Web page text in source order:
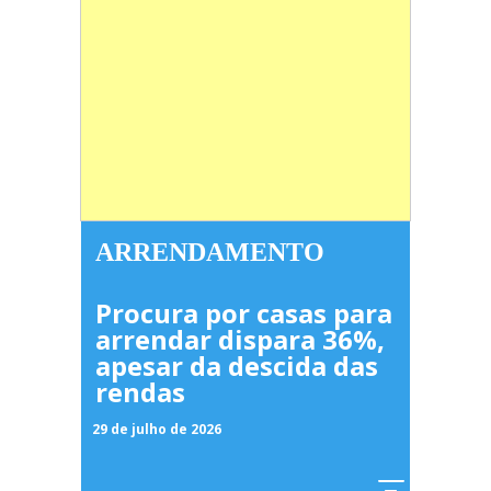
ARRENDAMENTO
Procura por casas para
arrendar dispara 36%,
apesar da descida das
rendas
29 de julho de 2026